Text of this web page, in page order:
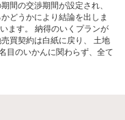
間の交渉期間が設定され、
どうかにより結論を出しま
ます。 納得のいくプランが
買契約は白紙に戻り、 土地
目のいかんに関わらず、全て